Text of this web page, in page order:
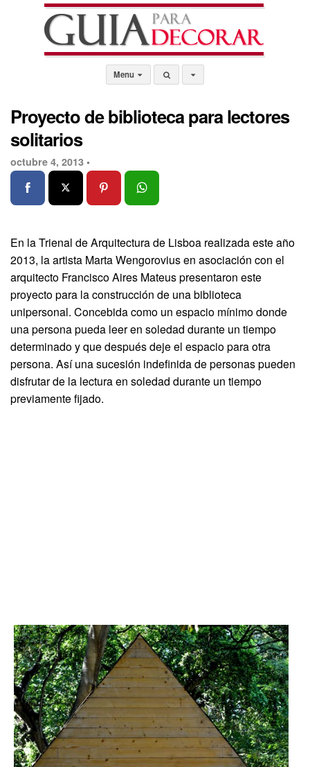
Menu
Proyecto de biblioteca para lectores
solitarios
octubre 4, 2013 •
En la Trienal de Arquitectura de Lisboa realizada este año
2013, la artista Marta Wengorovius en asociación con el
arquitecto Francisco Aires Mateus presentaron este
proyecto para la construcción de una biblioteca
unipersonal. Concebida como un espacio mínimo donde
una persona pueda leer en soledad durante un tiempo
determinado y que después deje el espacio para otra
persona. Así una sucesión indefinida de personas pueden
disfrutar de la lectura en soledad durante un tiempo
previamente fijado.